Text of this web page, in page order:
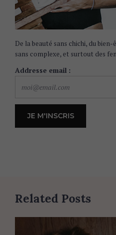
De la beauté sans chichi, du
sans complexe, et surtout des
Addresse email :
Related Posts